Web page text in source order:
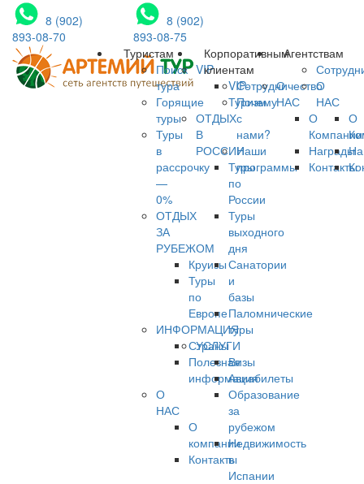
8 (902)
893-08-70
8 (902)
893-08-75
Туристам
Поиск
тура
Горящие
туры
Туры
в
рассрочку
—
0%
ОТДЫХ
ЗА
РУБЕЖОМ
Круизы
Туры
по
Европе
ИНФОРМАЦИЯ
Страны
Полезная
информация
О
НАС
О
компании
Контакты
VIP
VIP-
Туризм
ОТДЫХ
В
РОССИИ
Туры
по
России
Туры
выходного
дня
Санатории
и
базы
Паломнические
туры
УСЛУГИ
Визы
Авиабилеты
Образование
за
рубежом
Недвижимость
в
Испании
Корпоративным
клиентам
Сотрудничество
Почему
с
нами?
Наши
программы
О
НАС
О
Компании
Награды
Контакты
Агентствам
О
НАС
О